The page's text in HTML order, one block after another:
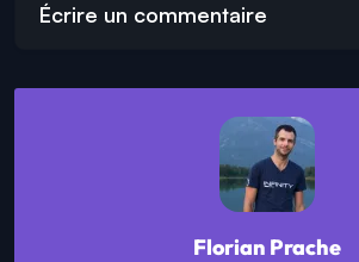
Écrire un commentaire
Florian Prache